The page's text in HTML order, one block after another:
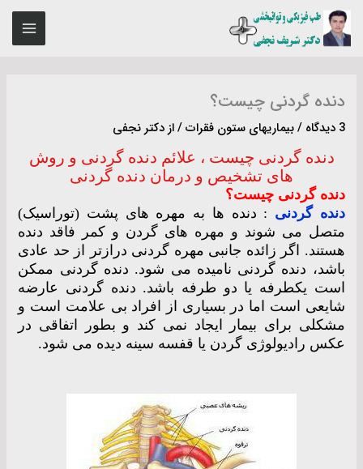
پرش
دنده گردنی چیست؟
3 دیدگاه /بیماریهای ستون فقرات/ ازدکتر نجفی
دنده گردنی چیست ، علائم دنده گردنی و روش
های تشخیص و درمان دنده گردنی
دنده گردنی چیست؟
دنده گردنی : دنده ها به مهره های پشت (توراسیک)
متصل می شوند و مهره های گردن و کمر فاقد دنده
هستند. اگر زائده جانبی مهره گردنی درازتر از حد عادی
باشد، دنده گردنی نامیده می شود. دنده گردنی ممکن
است یکطرفه یا دو طرفه باشد. دنده گردنی عارضه
شایعی است اما در بسیاری از افراد بی علامت است و
مشکلی برای بیمار ایجاد نمی کند و بطور اتفاقی در
عکس رادیولوژی گردن یا قفسه سینه دیده می شود.